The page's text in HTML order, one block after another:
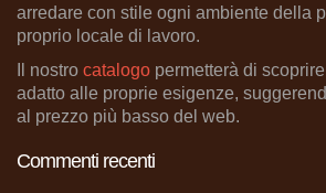
arredare con stile ogni ambiente della
proprio locale di lavoro.
Il nostro catalogo permetterà di
adatto alle proprie esigenze,
al prezzo più basso del web.
Commenti recenti